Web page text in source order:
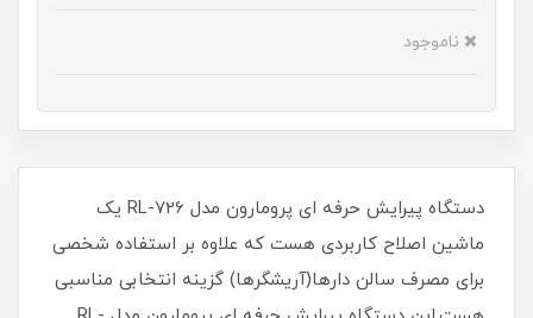
ناموجود
دستگاه پیرایش حرفه ای پرومارون مدل RL-726 یک
ماشین اصلاح کاربردی هست که علاوه بر استفاده شخصی
برای مصرف سالن دارها(آریشگرها) گزینه انتخابی مناسبی